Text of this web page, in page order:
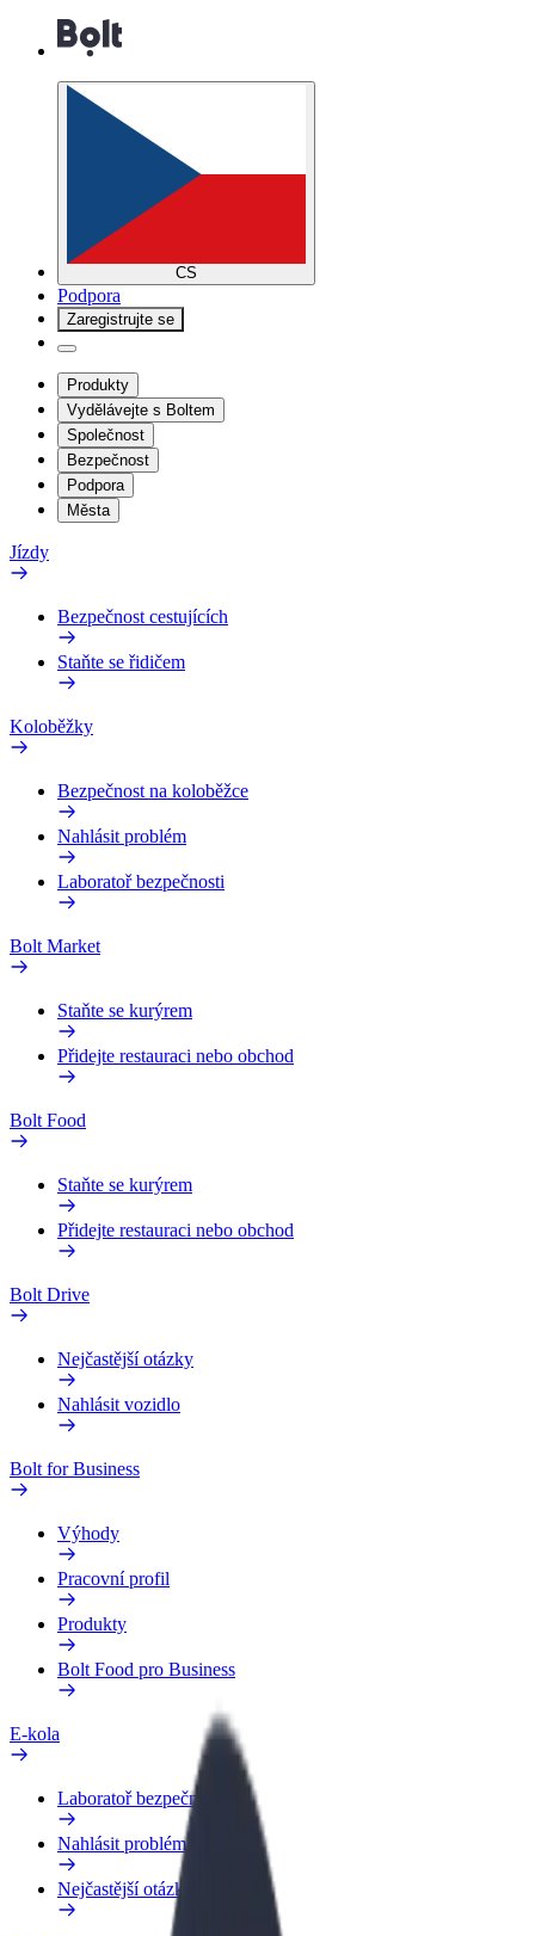
CS
Podpora
Zaregistrujte se
Produkty
Vydělávejte s Boltem
Společnost
Bezpečnost
Podpora
Města
Jízdy
Bezpečnost cestujících
Staňte se řidičem
Koloběžky
Bezpečnost na koloběžce
Nahlásit problém
Laboratoř bezpečnosti
Bolt Market
Staňte se kurýrem
Přidejte restauraci nebo obchod
Bolt Food
Staňte se kurýrem
Přidejte restauraci nebo obchod
Bolt Drive
Nejčastější otázky
Nahlásit vozidlo
Bolt for Business
Výhody
Pracovní profil
Produkty
Bolt Food pro Business
E-kola
Laboratoř bezpečnosti
Nahlásit problém
Nejčastější otázky